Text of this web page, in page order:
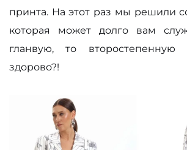
принта. На этот раз мы решили
которая может долго вам
гланвую, то второстепенную
здорово?!